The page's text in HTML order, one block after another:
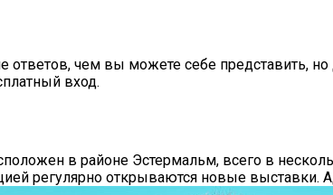
ответов, чем вы можете себе представить,
вход.
в районе Эстермальм, всего в
регулярно открываются новые выставки.